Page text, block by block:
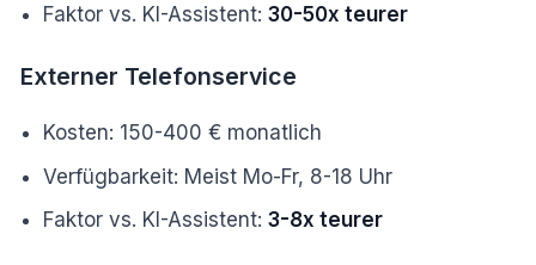
Faktor vs. KI-Assistent:30-50x teurer
Externer Telefonservice
Kosten: 150-400 € monatlich
Verfügbarkeit: Meist Mo-Fr, 8-18 Uhr
Faktor vs. KI-Assistent:3-8x teurer